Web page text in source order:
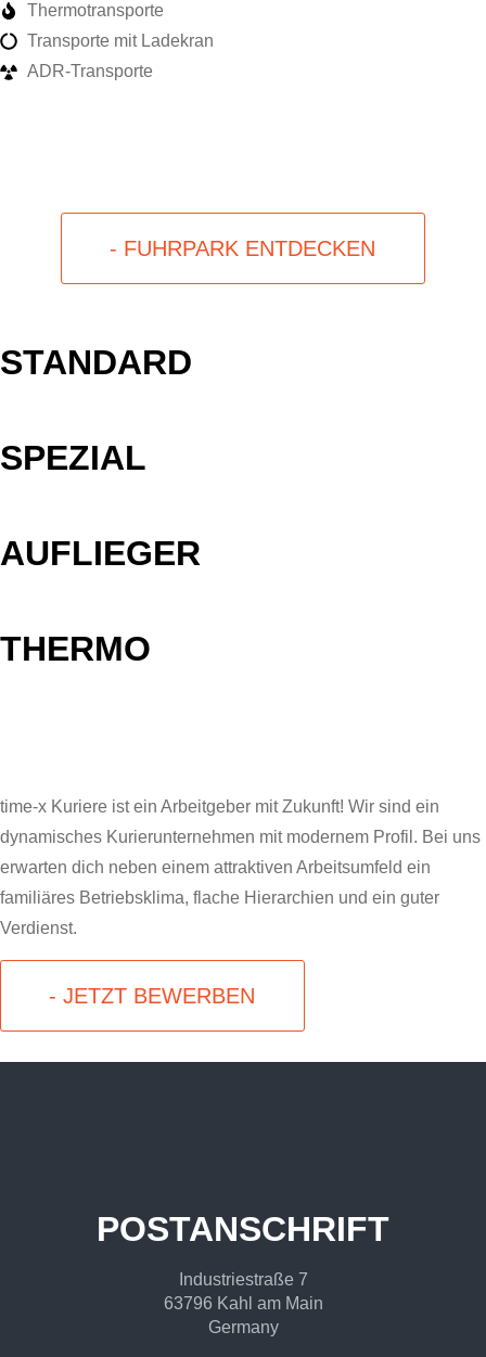
Thermotransporte
Transporte mit Ladekran
ADR-Transporte
- FUHRPARK ENTDECKEN
STANDARD
SPEZIAL
AUFLIEGER
THERMO
time-x Kuriere ist ein Arbeitgeber mit Zukunft! Wir sind ein
dynamisches Kurierunternehmen mit modernem Profil. Bei uns
erwarten dich neben einem attraktiven Arbeitsumfeld ein
familiäres Betriebsklima, flache Hierarchien und ein guter
Verdienst.
- JETZT BEWERBEN
POSTANSCHRIFT
Industriestraße 7
63796 Kahl am Main
Germany